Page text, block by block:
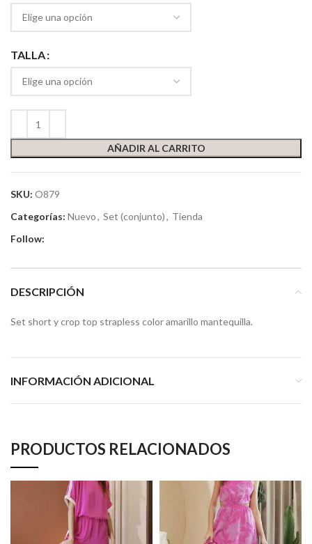
TALLA
AÑADIR AL CARRITO
SKU: O879
Categorías: Nuevo, Set (conjunto), Tienda
Follow:
DESCRIPCIÓN
Set short y crop top strapless color amarillo mantequilla.
INFORMACIÓN ADICIONAL
PRODUCTOS RELACIONADOS